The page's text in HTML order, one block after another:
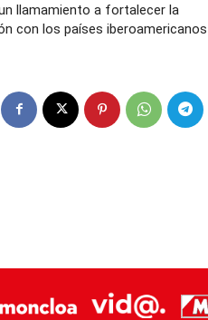
llamamiento a fortalecer la
con los países iberoamericanos